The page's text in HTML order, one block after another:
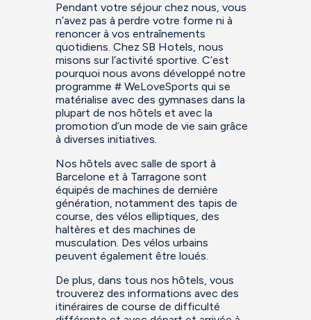
Pendant votre séjour chez nous, vous
n’avez pas à perdre votre forme ni à
renoncer à vos entraînements
quotidiens. Chez SB Hotels, nous
misons sur l’activité sportive. C’est
pourquoi nous avons développé notre
programme # WeLoveSports qui se
matérialise avec des gymnases dans la
plupart de nos hôtels et avec la
promotion d’un mode de vie sain grâce
à diverses initiatives.
Nos hôtels avec salle de sport à
Barcelone et à Tarragone sont
équipés de machines de dernière
génération, notamment des tapis de
course, des vélos elliptiques, des
haltères et des machines de
musculation. Des vélos urbains
peuvent également être loués.
De plus, dans tous nos hôtels, vous
trouverez des informations avec des
itinéraires de course de difficulté